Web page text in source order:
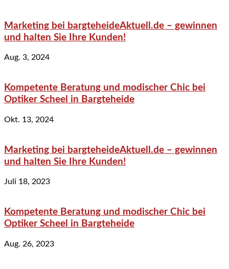
Marketing bei bargteheideAktuell.de – gewinnen
und halten Sie Ihre Kunden!
Aug. 3, 2024
Kompetente Beratung und modischer Chic bei
Optiker Scheel in Bargteheide
Okt. 13, 2024
Marketing bei bargteheideAktuell.de – gewinnen
und halten Sie Ihre Kunden!
Juli 18, 2023
Kompetente Beratung und modischer Chic bei
Optiker Scheel in Bargteheide
Aug. 26, 2023